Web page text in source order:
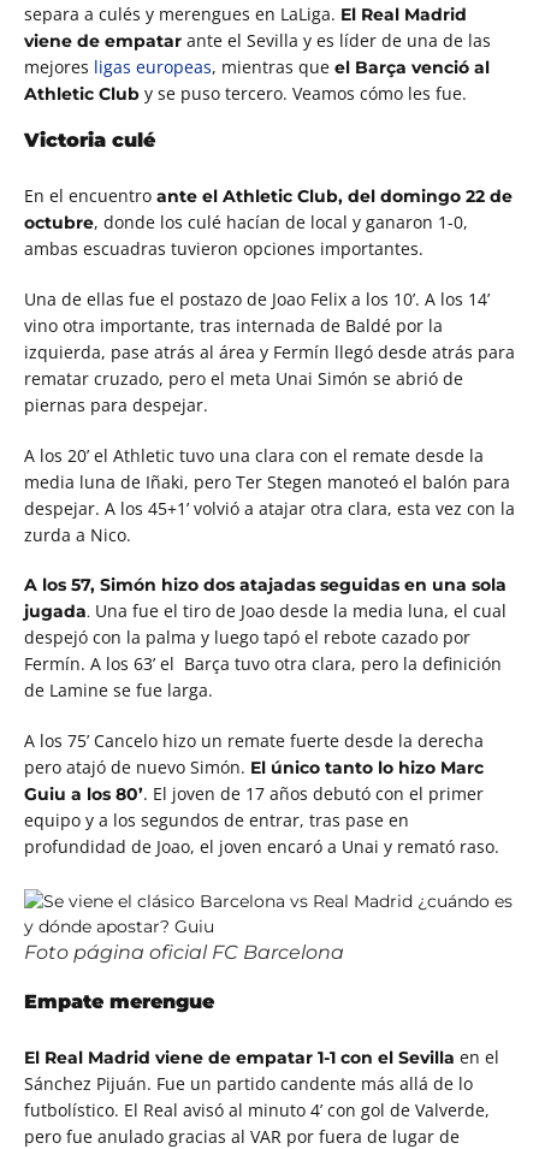
separa a culés y merengues en LaLiga. El Real Madrid
viene de empatar ante el Sevilla y es líder de una de las
mejores ligas europeas, mientras que el Barça venció al
Athletic Club y se puso tercero. Veamos cómo les fue.
Victoria culé
En el encuentro ante el Athletic Club, del domingo 22 de
octubre, donde los culé hacían de local y ganaron 1-0,
ambas escuadras tuvieron opciones importantes.
Una de ellas fue el postazo de Joao Felix a los 10’. A los 14’
vino otra importante, tras internada de Baldé por la
izquierda, pase atrás al área y Fermín llegó desde atrás para
rematar cruzado, pero el meta Unai Simón se abrió de
piernas para despejar.
A los 20’ el Athletic tuvo una clara con el remate desde la
media luna de Iñaki, pero Ter Stegen manoteó el balón para
despejar. A los 45+1’ volvió a atajar otra clara, esta vez con la
zurda a Nico.
A los 57, Simón hizo dos atajadas seguidas en una sola
jugada. Una fue el tiro de Joao desde la media luna, el cual
despejó con la palma y luego tapó el rebote cazado por
Fermín. A los 63’ el Barça tuvo otra clara, pero la definición
de Lamine se fue larga.
A los 75’ Cancelo hizo un remate fuerte desde la derecha
pero atajó de nuevo Simón. El único tanto lo hizo Marc
Guiu a los 80’. El joven de 17 años debutó con el primer
equipo y a los segundos de entrar, tras pase en
profundidad de Joao, el joven encaró a Unai y remató raso.
Foto página oficial FC Barcelona
Empate merengue
El Real Madrid viene de empatar 1-1 con el Sevilla en el
Sánchez Pijuán. Fue un partido candente más allá de lo
futbolístico. El Real avisó al minuto 4’ con gol de Valverde,
pero fue anulado gracias al VAR por fuera de lugar de